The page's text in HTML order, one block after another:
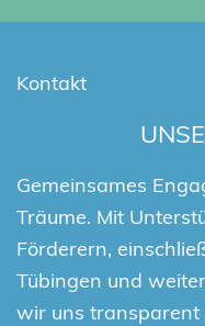
Kontakt
Gemeinsames
Träume. Mit
Förderern,
Tübingen und
wir uns transparent